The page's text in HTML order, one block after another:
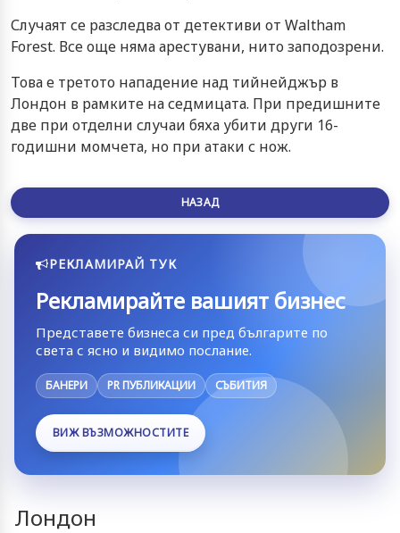
Случаят се разследва от детективи от Waltham
Forest. Все още няма арестувани, нито заподозрени.
Това е третото нападение над тийнейджър в
Лондон в рамките на седмицата. При предишните
две при отделни случаи бяха убити други 16-
годишни момчета, но при атаки с нож.
НАЗАД
РЕКЛАМИРАЙ ТУК
Рекламирайте вашият бизнес
Представете бизнеса си пред българите по
света с ясно и видимо послание.
БАНЕРИ PR ПУБЛИКАЦИИ СЪБИТИЯ
ВИЖ ВЪЗМОЖНОСТИТЕ
Лондон